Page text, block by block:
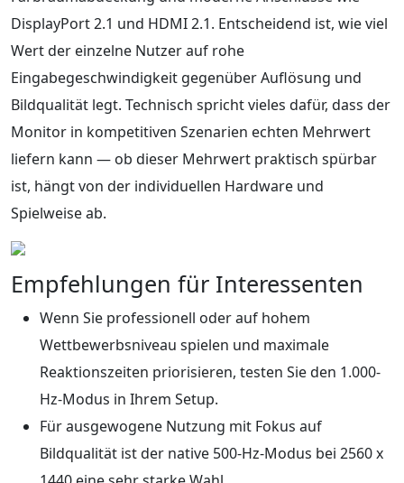
DisplayPort 2.1 und HDMI 2.1. Entscheidend ist, wie viel
Wert der einzelne Nutzer auf rohe
Eingabegeschwindigkeit gegenüber Auflösung und
Bildqualität legt. Technisch spricht vieles dafür, dass der
Monitor in kompetitiven Szenarien echten Mehrwert
liefern kann — ob dieser Mehrwert praktisch spürbar
ist, hängt von der individuellen Hardware und
Spielweise ab.
Empfehlungen für Interessenten
Wenn Sie professionell oder auf hohem
Wettbewerbsniveau spielen und maximale
Reaktionszeiten priorisieren, testen Sie den 1.000-
Hz-Modus in Ihrem Setup.
Für ausgewogene Nutzung mit Fokus auf
Bildqualität ist der native 500-Hz-Modus bei 2560 x